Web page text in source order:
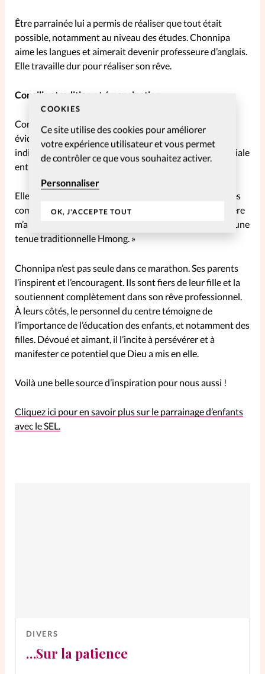
COOKIES
Ce site utilise des cookies pour améliorer
votre expérience utilisateur et vous permet
de contrôler ce que vous souhaitez activer.
Personnaliser
OK, J'ACCEPTE TOUT
Être parrainée lui a permis de réaliser que tout était
possible, notamment au niveau des études. Chonnipa
aime les langues et aimerait devenir professeure d’anglais.
Elle travaille dur pour réaliser son rêve.
Concilier tradition et émancipation
Conjuguer tradition et émancipation n’est pas toujours
évident pour elle. Le directeur de son centre d’accueil
indique que, parfois, son sens de la responsabilité familiale
entre en conflit avec son désir de venir au centre.
Elle a également travaillé dur pour acquérir de nouvelles
compétences. « Je suis vraiment fière de moi, car ma mère
m’a tout appris, y compris comment broder moi-même une
tenue traditionnelle Hmong. »
Chonnipa n’est pas seule dans ce marathon. Ses parents
l’inspirent et l’encouragent. Ils sont fiers de leur fille et la
soutiennent complètement dans son rêve professionnel.
À leurs côtés, le personnel du centre témoigne de
l’importance de l’éducation des enfants, et notamment des
filles. Dévoué et aimant, il l’incite à persévérer et à
manifester ce potentiel que Dieu a mis en elle.
Voilà une belle source d’inspiration pour nous aussi !
Cliquez ici pour en savoir plus sur le parrainage d’enfants
avec le SEL.
DIVERS
…Sur la patience